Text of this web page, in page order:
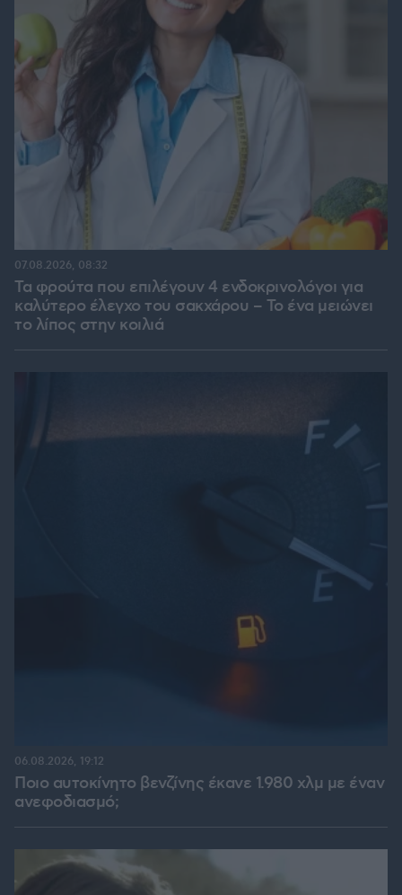
Τα φρούτα που επιλέγουν 4 ενδοκρινολόγοι για
καλύτερο έλεγχο του σακχάρου – Το ένα μειώνει
το λίπος στην κοιλιά
07.08.2026, 08:32
Ποιο αυτοκίνητο βενζίνης έκανε 1.980 χλμ με έναν
ανεφοδιασμό;
06.08.2026, 19:12